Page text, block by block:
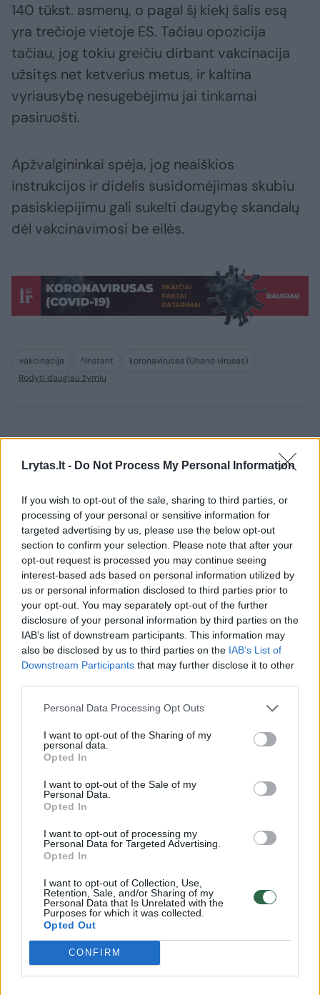
Lrytas.lt - Do Not Process My Personal Information
If you wish to opt-out of the sale, sharing to third parties, or
processing of your personal or sensitive information for
targeted advertising by us, please use the below opt-out
section to confirm your selection. Please note that after your
opt-out request is processed you may continue seeing
interest-based ads based on personal information utilized by
us or personal information disclosed to third parties prior to
your opt-out. You may separately opt-out of the further
disclosure of your personal information by third parties on the
IAB’s list of downstream participants. This information may
also be disclosed by us to third parties on the IAB’s List of
Downstream Participants that may further disclose it to other
Personal Data Processing Opt Outs
I want to opt-out of the Sharing of my
personal data.
Opted In
I want to opt-out of the Sale of my
Personal Data.
Opted In
I want to opt-out of processing my
Personal Data for Targeted Advertising.
Opted In
I want to opt-out of Collection, Use,
Retention, Sale, and/or Sharing of my
Personal Data that Is Unrelated with the
Purposes for which it was collected.
Opted Out
CONFIRM
140 tūkst. asmenų, o pagal šį kiekį šalis esą
yra trečioje vietoje ES. Tačiau opozicija
tačiau, jog tokiu greičiu dirbant vakcinacija
užsitęs net ketverius metus, ir kaltina
vyriausybę nesugebėjimu jai tinkamai
pasiruošti.
Apžvalgininkai spėja, jog neaiškios
instrukcijos ir didelis susidomėjimas skubiu
pasiskiepijimu gali sukelti daugybę skandalų
dėl vakcinavimosi be eilės.
vakcinacija ^Instant
koronavirusas (Uhano virusas)
Rodyti daugiau žymių
Komentuoti po šiuo straipsniu
Prisijunkite prie registruotų vartotojų
bendruomenės ir bendraukite komentaruose!
Rodyti komentarus
Prisijungti komentatoriams
Pasaulis Konfliktai ir saugumas
Iš E. Musko – skaudus smūgis
Ukrainai dėl „Starlink“ naudojimo
Rugpjūčio 8-osios įvykiai (10)
2026 m. rugpjūčio 8 d. 05:16